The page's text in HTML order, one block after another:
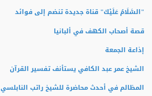
"السَّلَامُ عَلَيْكَ" قناة جديدة تنضم إلى فوائد
قصة أصحاب الكهف في ألبانيا
إذاعة الجمعة
الشيخ عمر عبد الكافي يستأنف تفسير القرآن
المظالم في أحدث محاضرة للشيخ راتب النابلسي